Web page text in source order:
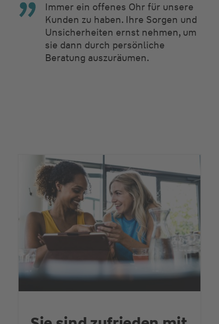
Immer ein offenes Ohr für unsere
Kunden zu haben. Ihre Sorgen und
Unsicherheiten ernst nehmen, um
sie dann durch persönliche
Beratung auszuräumen.